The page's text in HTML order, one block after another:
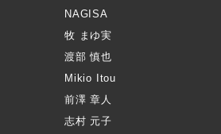
NAGISA
牧 まゆ実
渡部 慎也
Mikio Itou
前澤 章人
志村 元子